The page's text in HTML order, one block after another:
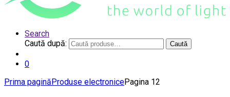
Search
Caută după:
Caută
0
Prima paginăProduse electronicePagina 12